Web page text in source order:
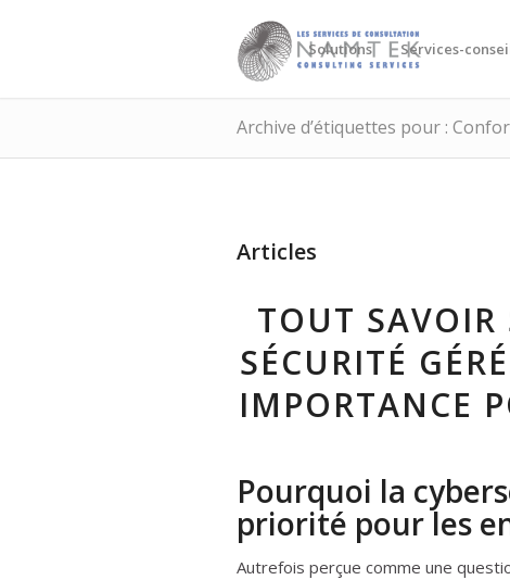
Solutions Services-
Archive d’étiquettes pour :
Articles
TOUT SAVOIR
SÉCURITÉ
IMPORTANCE
Pourquoi la
priorité pour les
Autrefois perçue comme une